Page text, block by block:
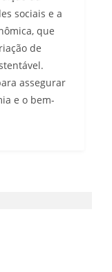
sociais e a
que
de
assegurar
e o bem-